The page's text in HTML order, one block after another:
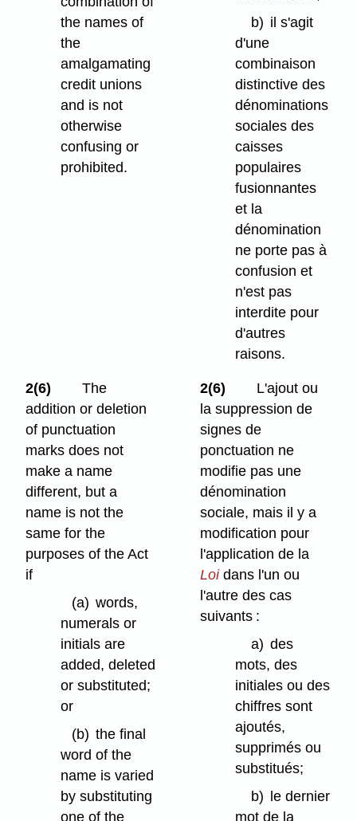
the names of
the
amalgamating
credit unions
and is not
otherwise
confusing or
prohibited.
b) il s'agit
d'une
combinaison
distinctive des
dénominations
sociales des
caisses
populaires
fusionnantes
et la
dénomination
ne porte pas à
confusion et
n'est pas
interdite pour
d'autres
raisons.
2(6)
The
addition or deletion
of punctuation
marks does not
make a name
different, but a
name is not the
same for the
purposes of the Act
if
(a) words,
numerals or
initials are
added, deleted
or substituted;
or
(b) the final
word of the
name is varied
by substituting
one of the
2(6)
L'ajout ou
la suppression de
signes de
ponctuation ne
modifie pas une
dénomination
sociale, mais il y a
modification pour
l'application de la
Loidans l'un ou
l'autre des cas
suivants :
a) des
mots, des
initiales ou des
chiffres sont
ajoutés,
supprimés ou
substitués;
b)
le dernier
mot de la